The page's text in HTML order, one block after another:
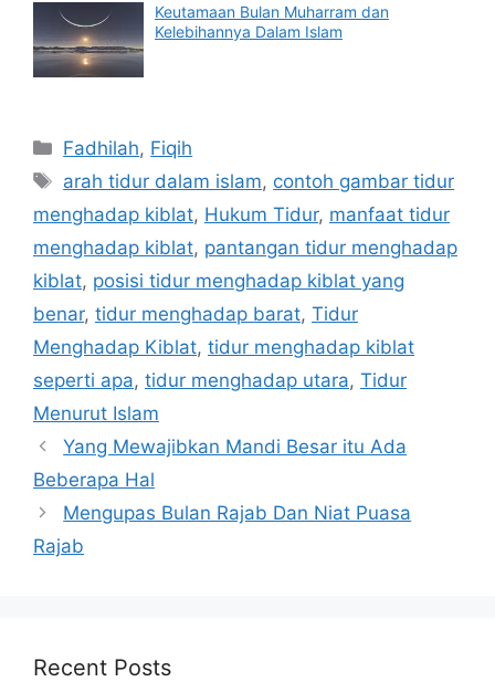
Keutamaan Bulan Muharram dan
Kelebihannya Dalam Islam
Categories
Fadhilah, Fiqih
Tags
arah tidur dalam islam, contoh gambar tidur
menghadap kiblat, Hukum Tidur, manfaat tidur
menghadap kiblat, pantangan tidur menghadap
kiblat, posisi tidur menghadap kiblat yang
benar, tidur menghadap barat, Tidur
Menghadap Kiblat, tidur menghadap kiblat
seperti apa, tidur menghadap utara, Tidur
Menurut Islam
Yang Mewajibkan Mandi Besar itu Ada
Beberapa Hal
Mengupas Bulan Rajab Dan Niat Puasa
Rajab
Recent Posts